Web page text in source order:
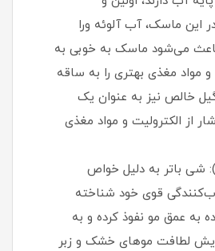
این ماسک، آب آلوئه ورا
می‌شود ماسک به خوبی به
و مواد مغذی بهتری را به ساقه
خالص نیز به عنوان یک
از الکترولیت و مواد مغذی
شی باتر به دلیل خواص
قوی خود شناخته
به عمق مو نفوذ کرده و به
لطافت موهای خشک و زبر